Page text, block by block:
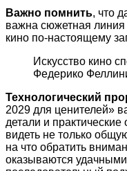
Важно помнить, что
важна сюжетная линия
кино по-настоящему
Искусство кино
Федерико
Технологический
2029 для ценителей»
детали и
видеть не только
на что обратить
оказываются